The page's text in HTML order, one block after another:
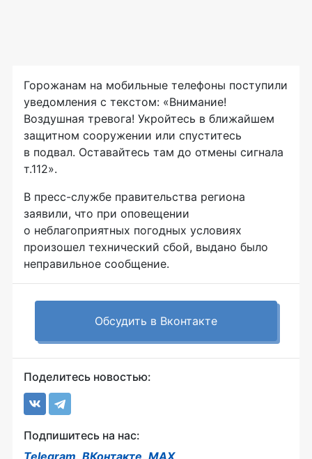
Горожанам на мобильные телефоны поступили
уведомления с текстом: «Внимание!
Воздушная тревога! Укройтесь в ближайшем
защитном сооружении или спуститесь
в подвал. Оставайтесь там до отмены сигнала
т.112».
В пресс-службе правительства региона
заявили, что при оповещении
о неблагоприятных погодных условиях
произошел технический сбой, выдано было
неправильное сообщение.
Обсудить в Вконтакте
Поделитесь новостью:
Подпишитесь на нас: